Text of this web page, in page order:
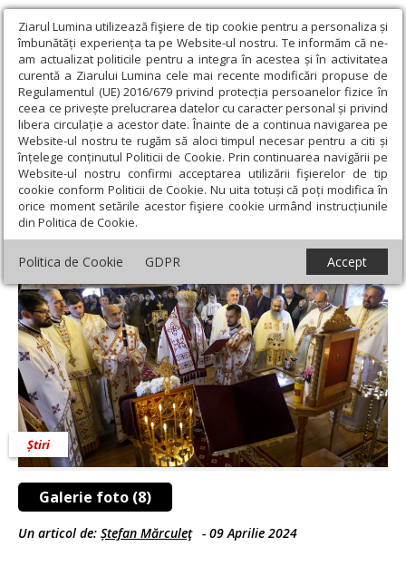
Ziarul Lumina utilizează fişiere de tip cookie pentru a personaliza și
îmbunătăți experiența ta pe Website-ul nostru. Te informăm că ne-
am actualizat politicile pentru a integra în acestea și în activitatea
curentă a Ziarului Lumina cele mai recente modificări propuse de
Regulamentul (UE) 2016/679 privind protecția persoanelor fizice în
ceea ce privește prelucrarea datelor cu caracter personal și privind
libera circulație a acestor date. Înainte de a continua navigarea pe
Website-ul nostru te rugăm să aloci timpul necesar pentru a citi și
înțelege conținutul Politicii de Cookie. Prin continuarea navigării pe
Website-ul nostru confirmi acceptarea utilizării fişierelor de tip
cookie conform Politicii de Cookie. Nu uita totuși că poți modifica în
orice moment setările acestor fişiere cookie urmând instrucțiunile
din Politica de Cookie.
Politica de Cookie GDPR Accept
Ziarul Lumina › Actualitate religioasă › Știri › Binecuvântare
arhierească pentru comunitatea din Cincșor, județul Brașov
Binecuvântare arhierească pentru
comunitatea din Cincșor, județul Brașov
Galerie foto (8)
Știri
Un articol de: Ștefan Mărculeţ - 09 Aprilie 2024